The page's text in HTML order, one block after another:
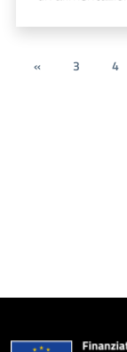
« 3 4